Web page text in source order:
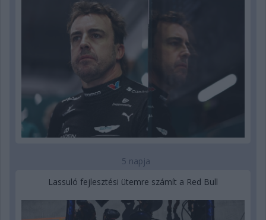
5 napja
Lassuló fejlesztési ütemre számít a Red Bull